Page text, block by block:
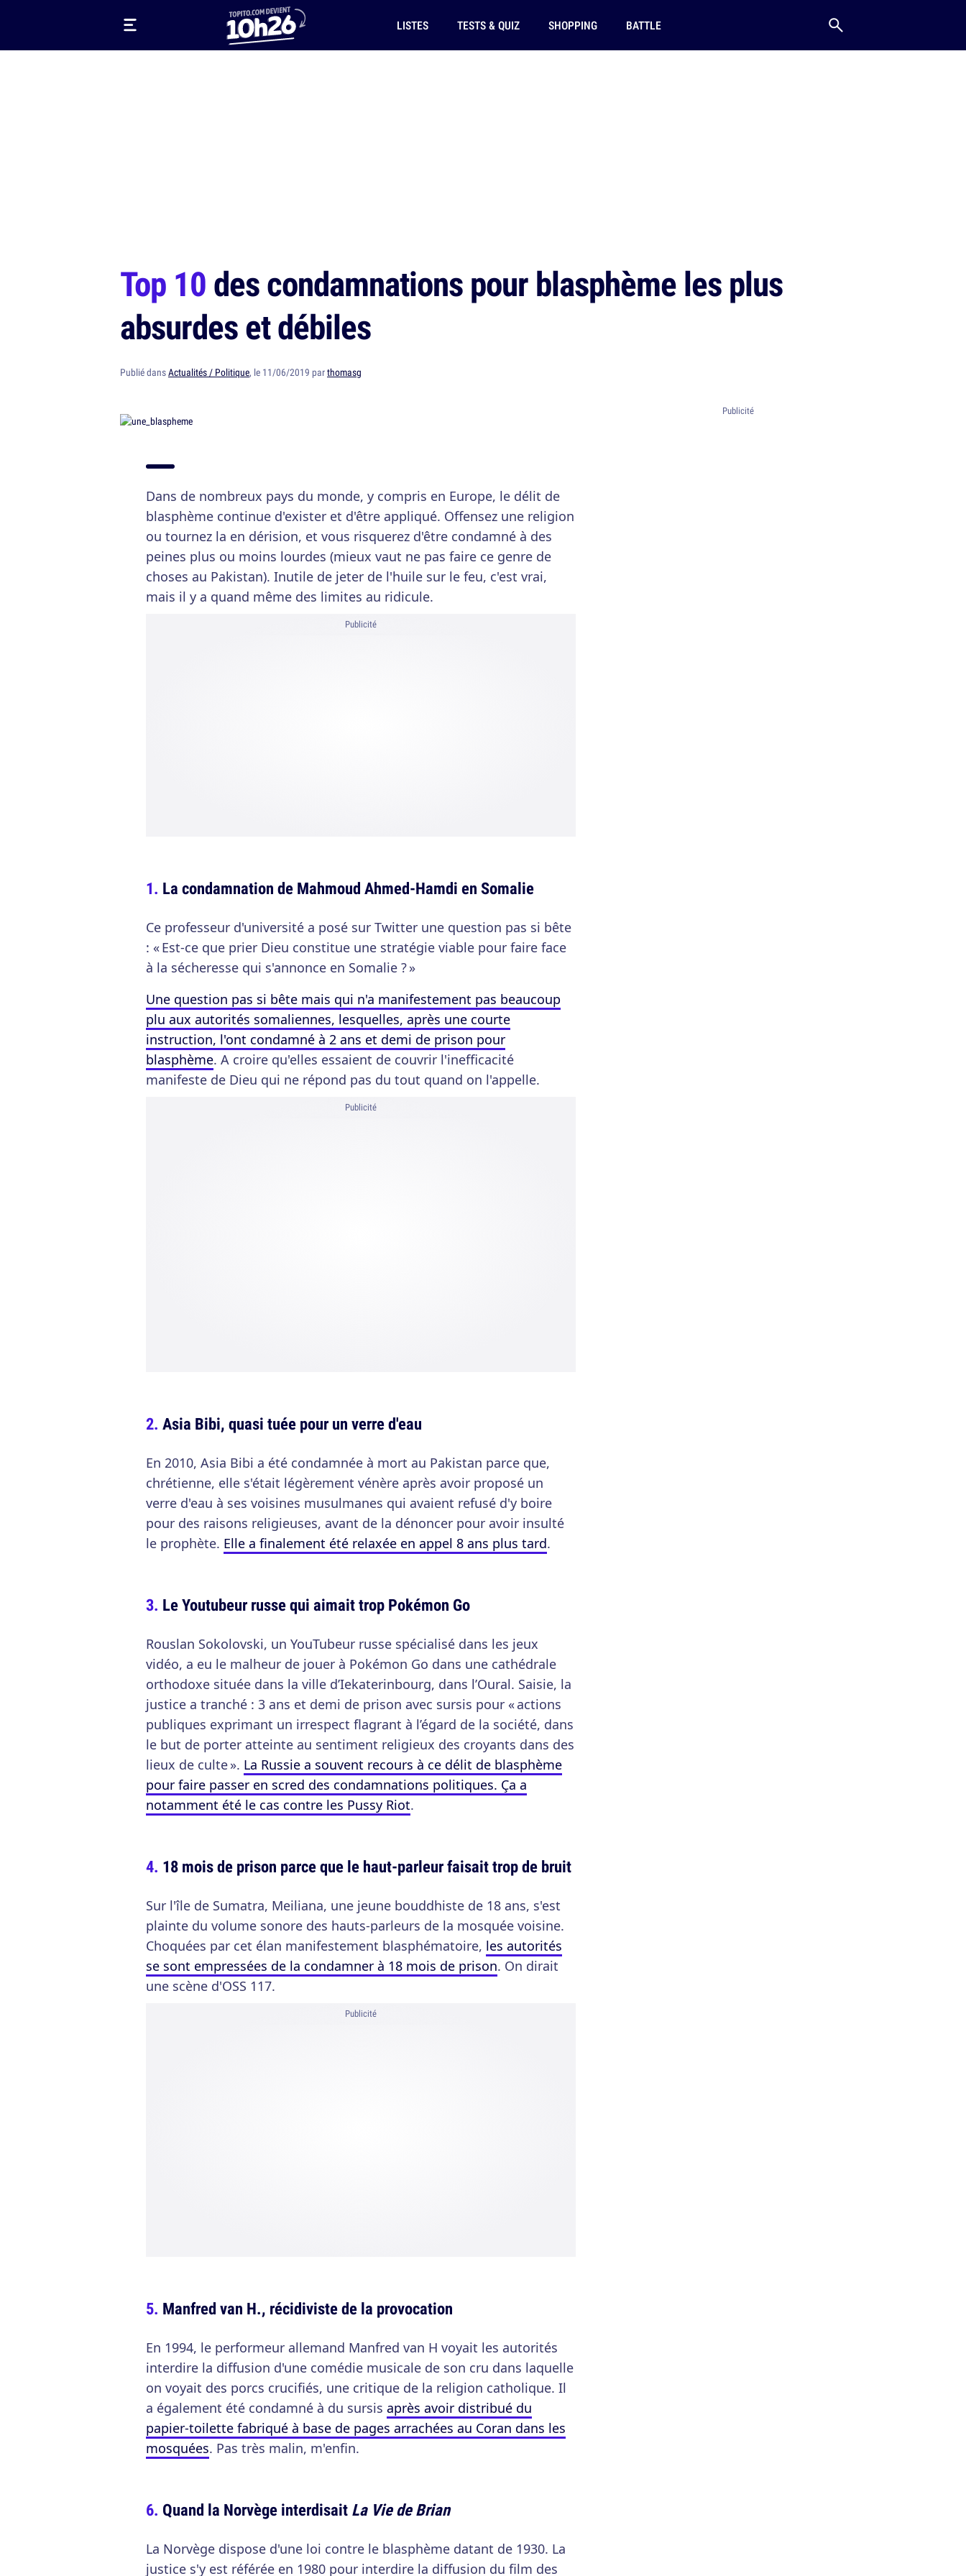
LISTES TESTS & QUIZ SHOPPING BATTLE
Top 10des condamnations pour blasphème les plus
absurdes et débiles
Publié dansActualités / Politique, le 11/06/2019 parthomasg
Dans de nombreux pays du monde, y compris en Europe, le délit de
blasphème continue d'exister et d'être appliqué. Offensez une religion
ou tournez la en dérision, et vous risquerez d'être condamné à des
peines plus ou moins lourdes (mieux vaut ne pas faire ce genre de
choses au Pakistan). Inutile de jeter de l'huile sur le feu, c'est vrai,
mais il y a quand même des limites au ridicule.
Publicité
La condamnation de Mahmoud Ahmed-Hamdi en Somalie
Ce professeur d'université a posé sur Twitter une question pas si bête
: « Est-ce que prier Dieu constitue une stratégie viable pour faire face
à la sécheresse qui s'annonce en Somalie ? »
Une question pas si bête mais qui n'a manifestement pas beaucoup
plu aux autorités somaliennes, lesquelles, après une courte
instruction, l'ont condamné à 2 ans et demi de prison pour
blasphème. A croire qu'elles essaient de couvrir l'inefficacité
manifeste de Dieu qui ne répond pas du tout quand on l'appelle.
Publicité
Asia Bibi, quasi tuée pour un verre d'eau
En 2010, Asia Bibi a été condamnée à mort au Pakistan parce que,
chrétienne, elle s'était légèrement vénère après avoir proposé un
verre d'eau à ses voisines musulmanes qui avaient refusé d'y boire
pour des raisons religieuses, avant de la dénoncer pour avoir insulté
le prophète. Elle a finalement été relaxée en appel 8 ans plus tard.
Le Youtubeur russe qui aimait trop Pokémon Go
Rouslan Sokolovski, un YouTubeur russe spécialisé dans les jeux
vidéo, a eu le malheur de jouer à Pokémon Go dans une cathédrale
orthodoxe située dans la ville d’Iekaterinbourg, dans l’Oural. Saisie, la
justice a tranché : 3 ans et demi de prison avec sursis pour « actions
publiques exprimant un irrespect flagrant à l’égard de la société, dans
le but de porter atteinte au sentiment religieux des croyants dans des
lieux de culte ». La Russie a souvent recours à ce délit de blasphème
pour faire passer en scred des condamnations politiques. Ça a
notamment été le cas contre les Pussy Riot.
18 mois de prison parce que le haut-parleur faisait trop de bruit
Sur l'île de Sumatra, Meiliana, une jeune bouddhiste de 18 ans, s'est
plainte du volume sonore des hauts-parleurs de la mosquée voisine.
Choquées par cet élan manifestement blasphématoire, les autorités
se sont empressées de la condamner à 18 mois de prison. On dirait
une scène d'OSS 117.
Publicité
Manfred van H., récidiviste de la provocation
En 1994, le performeur allemand Manfred van H voyait les autorités
interdire la diffusion d'une comédie musicale de son cru dans laquelle
on voyait des porcs crucifiés, une critique de la religion catholique. Il
a également été condamné à du sursis après avoir distribué du
papier-toilette fabriqué à base de pages arrachées au Coran dans les
mosquées. Pas très malin, m'enfin.
Quand la Norvège interdisaitLa Vie de Brian
La Norvège dispose d'une loi contre le blasphème datant de 1930. La
justice s'y est référée en 1980 pour interdire la diffusion du film des